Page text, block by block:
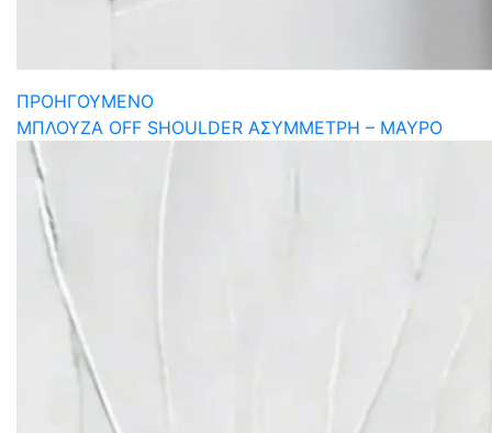
ΠΡΟΗΓΟΥΜΕΝΟ
ΜΠΛΟΥΖΑ OFF SHOULDER ΑΣΥΜΜΕΤΡΗ – ΜΑΥΡΟ